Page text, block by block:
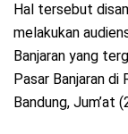
Hal tersebut
melakukan
Banjaran yang
Pasar Banjaran di
Bandung, Jum’at